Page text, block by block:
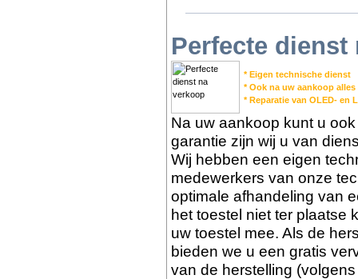
Perfecte dienst
* Eigen technische dienst
* Ook na uw aankoop
* Reparatie van OLED- en
Na uw aankoop kunt u
garantie zijn wij u van
Wij hebben een eigen
medewerkers van onze
optimale afhandeling van
het toestel niet ter plaatse
uw toestel mee. Als de
bieden we u een gratis
van de herstelling